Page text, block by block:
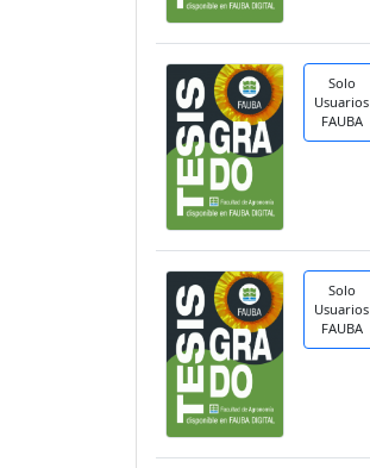
Solo
Usuarios
FAUBA
Solo
Usuarios
FAUBA